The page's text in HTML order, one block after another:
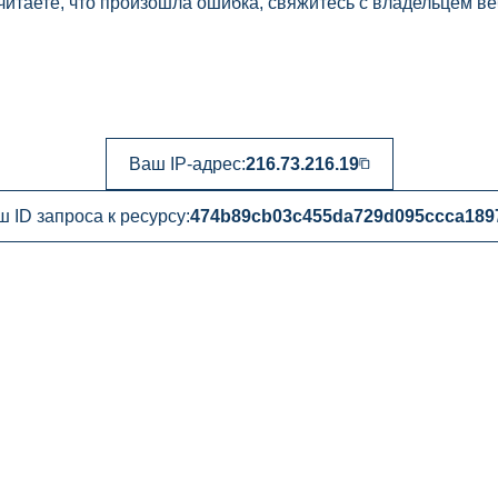
Ваш IP-адрес:216.73.216.19
ID запроса к ресурсу: